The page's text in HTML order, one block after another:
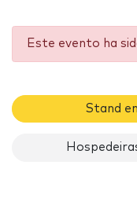
Este evento ha
Stand